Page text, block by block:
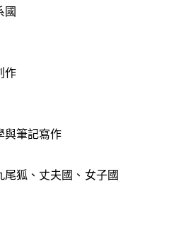
國
作
與筆記寫作
尾狐、丈夫國、女子國